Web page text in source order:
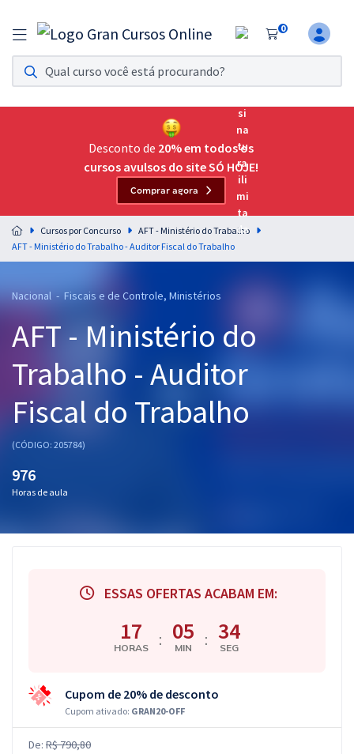
0
Assinatura Ilimitada 11
Acesso a todos os cursos. Teste grátis por 7 dias!
Assinatura OAB Até Passar
Acesso ilimitado a toda preparação para o Exame da
Residências Multiprofissionais
Preparação completa e intensiva para as principais
residências em saúde do Brasil
Cursos 20% OFF
Pós
Graduação
OAB
Mentorias
Desconto de 20% em todos os
cursos avulsos do site SÓ HOJE!
Comprar agora
Cursos por Concurso
AFT - Ministério do Trabalho
AFT - Ministério do Trabalho - Auditor Fiscal do Trabalho
Nacional - Fiscais e de Controle, Ministérios
AFT - Ministério do
Trabalho - Auditor
Fiscal do Trabalho
(CÓDIGO: 205784)
976
Horas de aula
ESSAS OFERTAS ACABAM EM:
17
HORAS : 05
MIN : 34
SEG
Cupom de 20% de desconto
Cupom ativado: GRAN20-OFF
De: R$ 790,80